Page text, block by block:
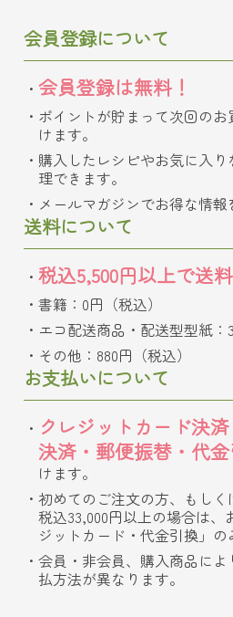
会員登録について
会員登録は無料！
ポイントが貯まって次回の
けます。
購入したレシピやお気に入
理できます。
メールマガジンでお得な情報
送料について
税込5,500円以上で送
書籍：0円（税込）
エコ配送商品・配送型型紙：
その他：880円（税込）
お支払いについて
クレジットカード決
決済・郵便振替・代
けます。
初めてのご注文の方、もし
税込33,000円以上の場合は、
ジットカード・代金引換」の
会員・非会員、購入商品に
払方法が異なります。